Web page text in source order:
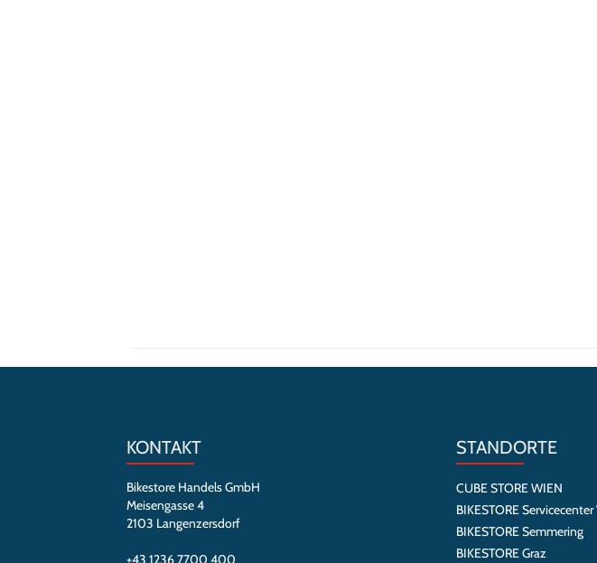
KONTAKT
Bikestore Handels GmbH
Meisengasse 4
2103 Langenzersdorf
+43 1236 7700 400
STANDORTE
CUBE STORE WIEN
BIKESTORE
BIKESTORE Semmering
BIKESTORE Graz